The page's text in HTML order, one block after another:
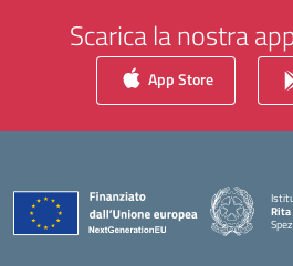
Scarica la nostra
App Store